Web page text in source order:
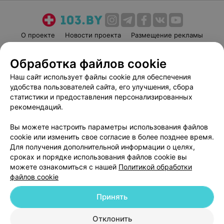
О проекте Новости проекта
Размещение рекламы
Пользовательское соглашение
Способы оплаты
Вакансии
Партнеры
Написать руководителю 103.by
Обработка персональных данных
© 2026 ООО «Артокс Лаб», УНП 191700409
| 220012, Республика Беларусь,
Обработка файлов cookie
Наш сайт использует файлы cookie для обеспечения
удобства пользователей сайта, его улучшения, сбора
статистики и предоставления персонализированных
рекомендаций.
Вы можете настроить параметры использования файлов
cookie или изменить свое согласие в более позднее время.
Для получения дополнительной информации о целях,
сроках и порядке использования файлов cookie вы
можете ознакомиться с нашей Политикой обработки
файлов cookie
Отклонить
Принять